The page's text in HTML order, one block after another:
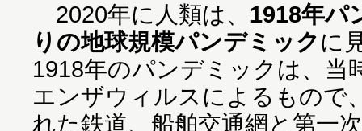
2020年に人類は、 1918年パ
りの地球規模パンデミックに
1918年のパンデミックは、当
エンザウィルスによるもので
れた鉄道、船舶交通網と第一